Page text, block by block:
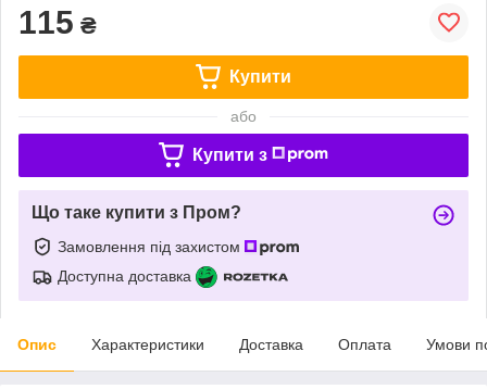
115 ₴
Купити
або
Купити з
Що таке купити з Пром?
Замовлення під захистом
Доступна доставка
Опис Характеристики Доставка Оплата Умови